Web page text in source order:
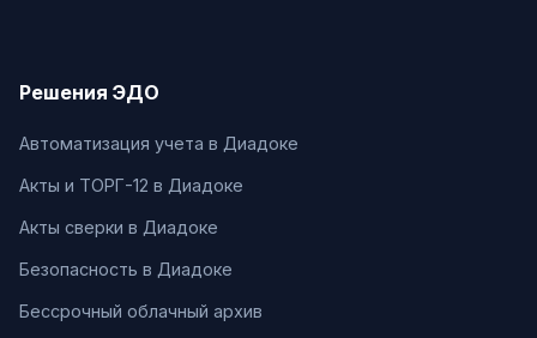
Решения ЭДО
Автоматизация учета в Диадоке
Акты и ТОРГ-12 в Диадоке
Акты сверки в Диадоке
Безопасность в Диадоке
Бессрочный облачный архив